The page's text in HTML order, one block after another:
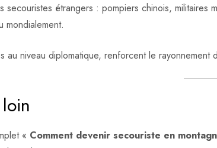
étrangers : pompiers chinois,
mondialement.
au niveau diplomatique, renforcent le
« Comment devenir secouriste en